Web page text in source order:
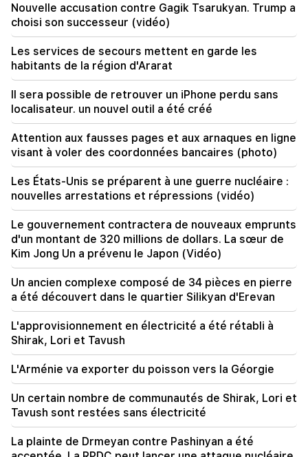
Peut-être que le courrier ne fonctionne pas
bien. Mgr Nathan sur le silence du patriarche de
Constantinople
19:01
Aux USA, Facebook et Instagram ont été
condamnés à une amende de 567 millions de
dollars
18:51
Le transfert illégal de 16 millions de roubles vers
l'Arménie a été suspendu à Minvodi
18:30
4 millions 454 mille drams seront confisqués à
l'ancien chef de la communauté de Tatev, Murad
Simonyan
18:19
La Biélorussie n’a pas le système de gestion de
l’URSS. Loukachenko
09:45
L’Église arménienne doit être protégée partout,
mais le moyen d’y mettre fin est de changer de
pouvoir. Tigran Abrahamian
09:28
Ils tenteront de gagner le cœur de Sassoon.
09:11
Nouvelle accusation contre Gagik Tsarukyan. Trump a
choisi son successeur (vidéo)
Les services de secours mettent en garde les
habitants de la région d'Ararat
Il sera possible de retrouver un iPhone perdu sans
localisateur. un nouvel outil a été créé
Attention aux fausses pages et aux arnaques en ligne
visant à voler des coordonnées bancaires (photo)
Les États-Unis se préparent à une guerre nucléaire :
nouvelles arrestations et répressions (vidéo)
Le gouvernement contractera de nouveaux emprunts
d'un montant de 320 millions de dollars. La sœur de
Kim Jong Un a prévenu le Japon (Vidéo)
Un ancien complexe composé de 34 pièces en pierre
a été découvert dans le quartier Silikyan d'Erevan
L'approvisionnement en électricité a été rétabli à
Shirak, Lori et Tavush
L'Arménie va exporter du poisson vers la Géorgie
Un certain nombre de communautés de Shirak, Lori et
Tavush sont restées sans électricité
La plainte de Drmeyan contre Pashinyan a été